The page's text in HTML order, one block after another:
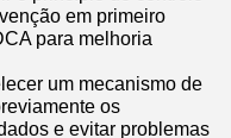
em primeiro
para melhoria
um mecanismo de
os
e evitar problemas